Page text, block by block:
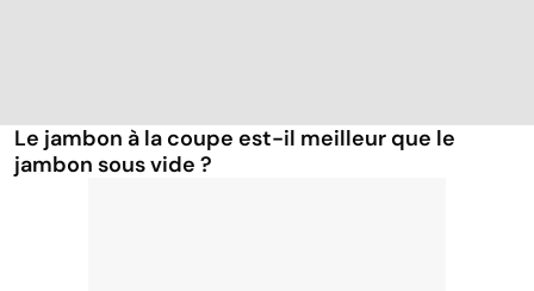
Le jambon à la coupe est-il meilleur que le
jambon sous vide ?